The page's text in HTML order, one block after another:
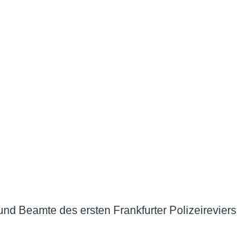
Beamte des ersten Frankfurter Polizeireviers